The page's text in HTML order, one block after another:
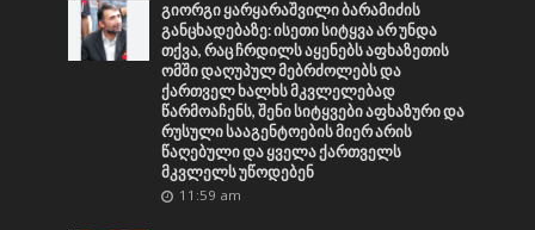
გიორგი ყარყარაშვილი ბარამიძის
განცხადებაზე: ისეთი სიტყვა არ უნდა
თქვა, რაც ჩრდილს აყენებს აფხაზეთის
ომში დაღუპულ მებრძოლებს და
ქართველ ხალხს მკვლელებად
წარმოაჩენს, შენი სიტყვები აფხაზური და
რუსული სააგენტოების მიერ არის
წაღებული და ყველა ქართველს
მკვლელს უწოდებენ
11:59 am